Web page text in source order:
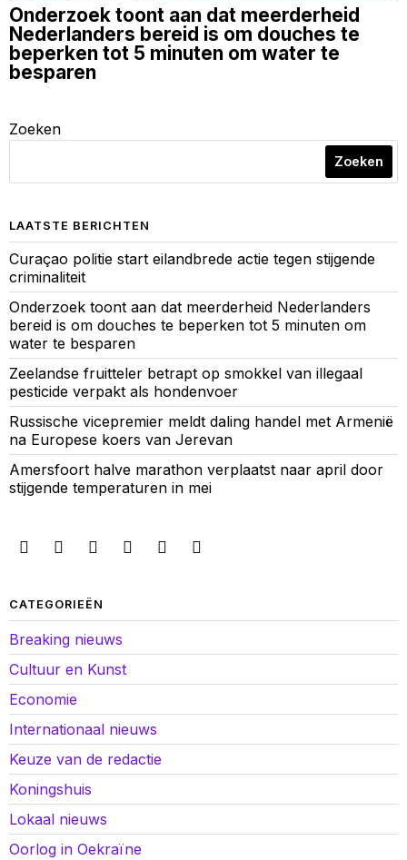
Onderzoek toont aan dat meerderheid
Nederlanders bereid is om douches te
beperken tot 5 minuten om water te
besparen
Zoeken
Zoeken
LAATSTE BERICHTEN
Curaçao politie start eilandbrede actie tegen stijgende
criminaliteit
Onderzoek toont aan dat meerderheid Nederlanders
bereid is om douches te beperken tot 5 minuten om
water te besparen
Zeelandse fruitteler betrapt op smokkel van illegaal
pesticide verpakt als hondenvoer
Russische vicepremier meldt daling handel met Armenië
na Europese koers van Jerevan
Amersfoort halve marathon verplaatst naar april door
stijgende temperaturen in mei
CATEGORIEËN
Breaking nieuws
Cultuur en Kunst
Economie
Internationaal nieuws
Keuze van de redactie
Koningshuis
Lokaal nieuws
Oorlog in Oekraïne